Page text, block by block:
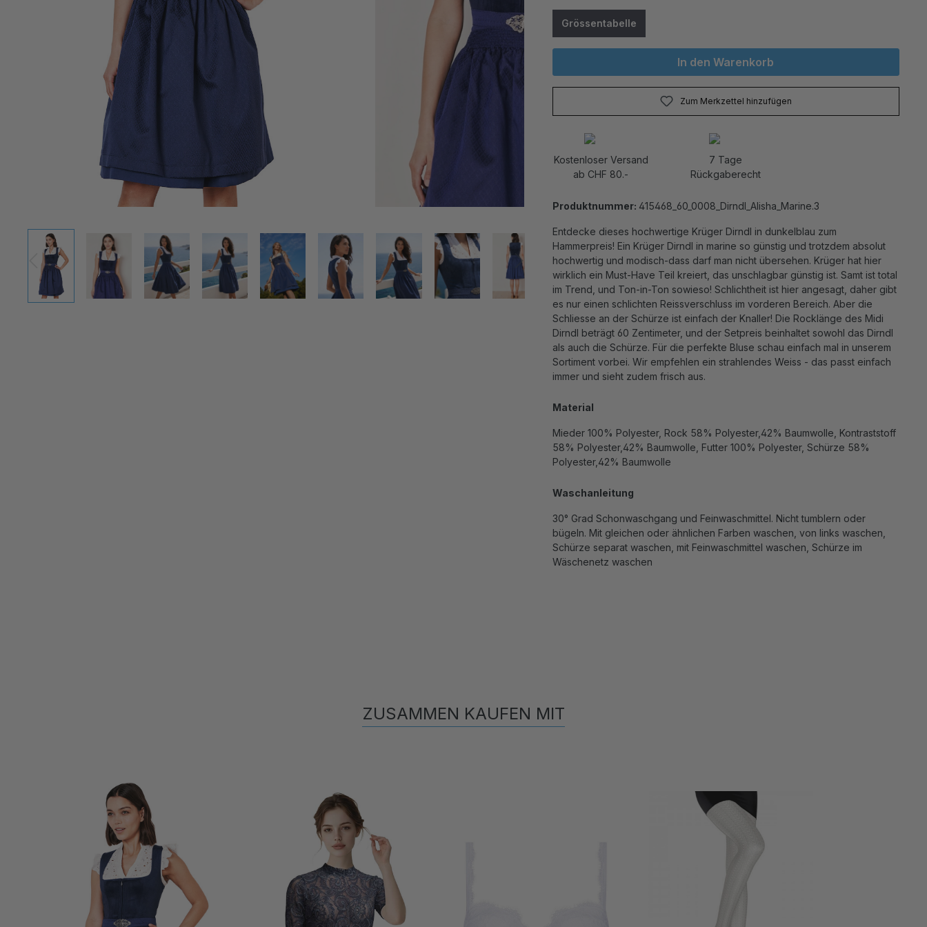
Grössentabelle
In den Warenkorb
Zum Merkzettel hinzufügen
Kostenloser Versand
ab CHF 80.-
7 Tage
Rückgaberecht
Produktnummer: 415468_60_0008_Dirndl_Alisha_Marine.3
Entdecke dieses hochwertige Krüger Dirndl in dunkelblau zum
Hammerpreis! Ein Krüger Dirndl in marine so günstig und trotzdem absolut
hochwertig und modisch-dass darf man nicht übersehen. Krüger hat hier
wirklich ein Must-Have Teil kreiert, das unschlagbar günstig ist. Samt ist total
im Trend, und Ton-in-Ton sowieso! Schlichtheit ist hier angesagt, daher gibt
es nur einen schlichten Reissverschluss im vorderen Bereich. Aber die
Schliesse an der Schürze ist einfach der Knaller! Die Rocklänge des Midi
Dirndl beträgt 60 Zentimeter, und der Setpreis beinhaltet sowohl das Dirndl
als auch die Schürze. Für die perfekte Bluse schau einfach mal in unserem
Sortiment vorbei. Wir empfehlen ein strahlendes Weiss - das passt einfach
immer und sieht zudem frisch aus.
Material
Mieder 100% Polyester, Rock 58% Polyester,42% Baumwolle, Kontraststoff
58% Polyester,42% Baumwolle, Futter 100% Polyester, Schürze 58%
Polyester,42% Baumwolle
Waschanleitung
30° Grad Schonwaschgang und Feinwaschmittel. Nicht tumblern oder
bügeln. Mit gleichen oder ähnlichen Farben waschen, von links waschen,
Schürze separat waschen, mit Feinwaschmittel waschen, Schürze im
Wäschenetz waschen
ZUSAMMEN KAUFEN MIT